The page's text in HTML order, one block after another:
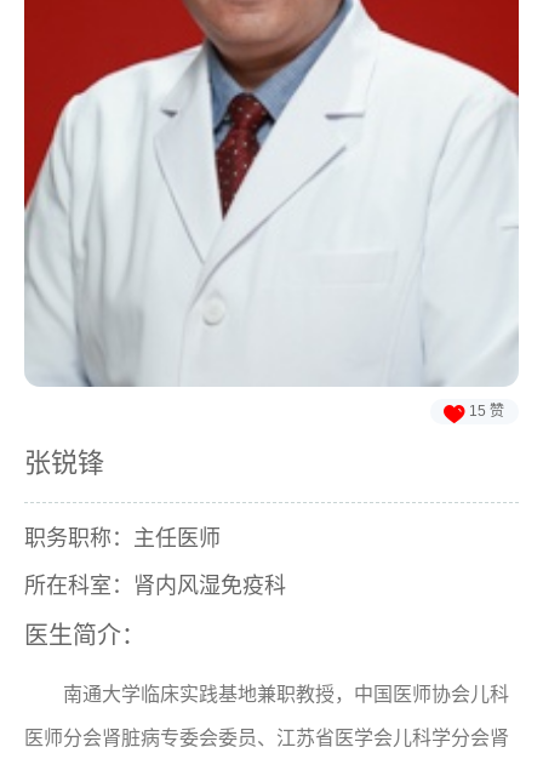
 15 赞
张锐锋
职务职称：主任医师
所在科室：肾内风湿免疫科
医生简介：
南通大学临床实践基地兼职教授，中国医师协会儿科
医师分会肾脏病专委会委员、江苏省医学会儿科学分会肾